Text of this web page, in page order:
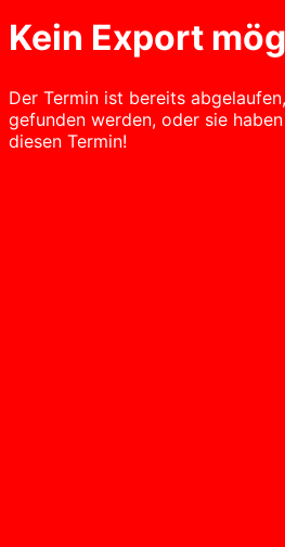
Kein Export
Der Termin ist bereits
gefunden werden, oder sie
diesen Termin!